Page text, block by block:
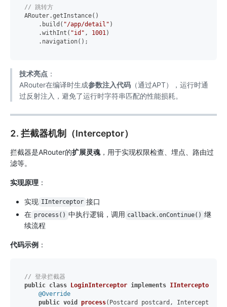
// 跳转方
ARouter.getInstance()
    .build(
"/app/detail" )
    .withInt(
"id" , 1001)
技术亮点：
ARouter在编译时生成参数注入代码（通过APT），运行时通
过反射注入，避免了运行时字符串匹配的性能损耗。
2. 拦截器机制（Interceptor）
拦截器是ARouter的扩展灵魂，用于实现权限检查、埋点、路由过
滤等。
实现原理 ：
实现 IInterceptor 接口
在 process() 中执行逻辑，调用 callback.onContinue() 继
续流程
代码示例 ：
// 登录拦截器
public class LoginInterceptor implements IInterceptor
@Override
public void process(Postcard postcard,